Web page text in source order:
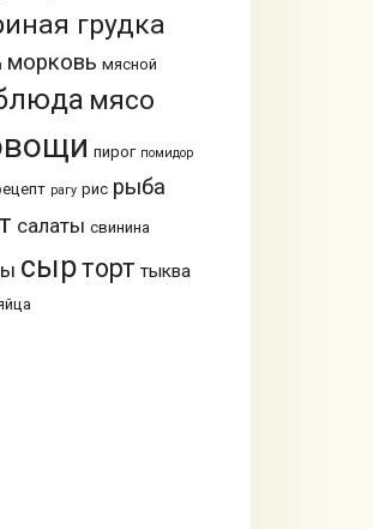
грудка
морковь мясной
мясо
пирог помидор
рагу рис рыба
салаты свинина
сырторт тыква